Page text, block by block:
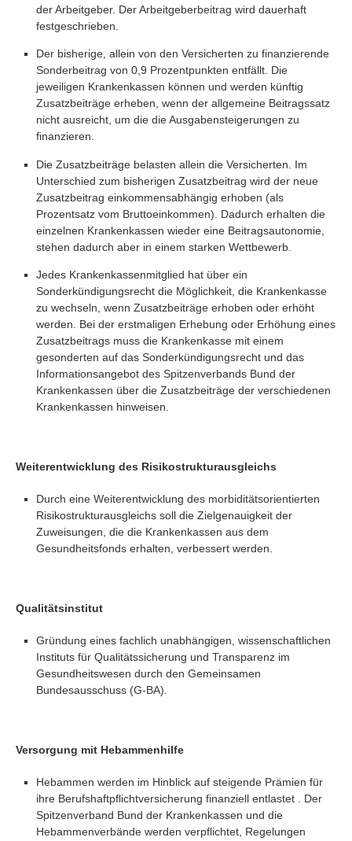
der Arbeitgeber. Der Arbeitgeberbeitrag wird dauerhaft
festgeschrieben.
Der bisherige, allein von den Versicherten zu finanzierende
Sonderbeitrag von 0,9 Prozentpunkten entfällt. Die
jeweiligen Krankenkassen können und werden künftig
Zusatzbeiträge erheben, wenn der allgemeine Beitragssatz
nicht ausreicht, um die die Ausgabensteigerungen zu
finanzieren.
Die Zusatzbeiträge belasten allein die Versicherten. Im
Unterschied zum bisherigen Zusatzbeitrag wird der neue
Zusatzbeitrag einkommensabhängig erhoben (als
Prozentsatz vom Bruttoeinkommen). Dadurch erhalten die
einzelnen Krankenkassen wieder eine Beitragsautonomie,
stehen dadurch aber in einem starken Wettbewerb.
Jedes Krankenkassenmitglied hat über ein
Sonderkündigungsrecht die Möglichkeit, die Krankenkasse
zu wechseln, wenn Zusatzbeiträge erhoben oder erhöht
werden. Bei der erstmaligen Erhebung oder Erhöhung eines
Zusatzbeitrags muss die Krankenkasse mit einem
gesonderten auf das Sonderkündigungsrecht und das
Informationsangebot des Spitzenverbands Bund der
Krankenkassen über die Zusatzbeiträge der verschiedenen
Krankenkassen hinweisen.
Weiterentwicklung des Risikostrukturausgleichs
Durch eine Weiterentwicklung des morbiditätsorientierten
Risikostrukturausgleichs soll die Zielgenauigkeit der
Zuweisungen, die die Krankenkassen aus dem
Gesundheitsfonds erhalten, verbessert werden.
Qualitätsinstitut
Gründung eines fachlich unabhängigen, wissenschaftlichen
Instituts für Qualitätssicherung und Transparenz im
Gesundheitswesen durch den Gemeinsamen
Bundesausschuss (G-BA).
Versorgung mit Hebammenhilfe
Hebammen werden im Hinblick auf steigende Prämien für
ihre Berufshaftpflichtversicherung finanziell entlastet . Der
Spitzenverband Bund der Krankenkassen und die
Hebammenverbände werden verpflichtet, Regelungen